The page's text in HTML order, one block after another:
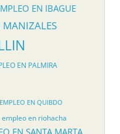
EN IBAGUE
MANIZALES
EN PALMIRA
EMPLEO EN QUIBDO
empleo en riohacha
EN SANTA MARTA